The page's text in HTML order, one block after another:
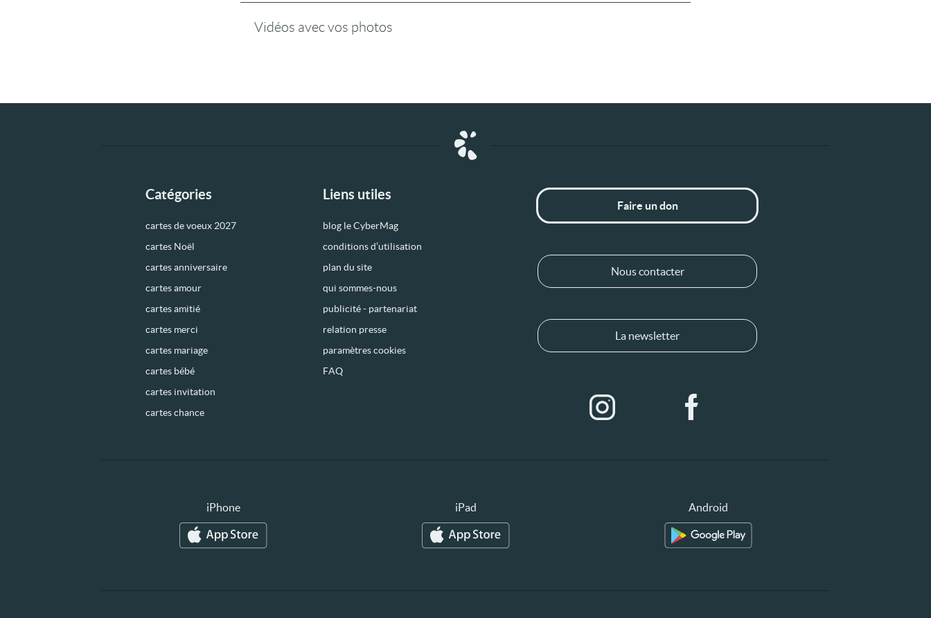
Vidéos avec vos photos
Catégories
cartes de voeux 2027
cartes Noël
cartes anniversaire
cartes amour
cartes amitié
cartes merci
cartes mariage
cartes bébé
cartes invitation
cartes chance
Liens utiles
blog le CyberMag
conditions d’utilisation
plan du site
qui sommes-nous
publicité - partenariat
relation presse
paramètres cookies
FAQ
Faire un don
Nous contacter
La newsletter
iPhone iPad Android